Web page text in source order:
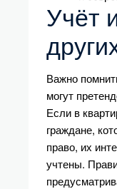
Учёт
Важно
могут
Если в
граждане,
право, их
учтены.